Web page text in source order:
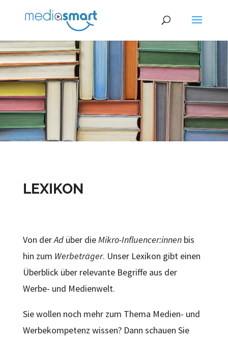
LEXIKON
Von derAdüber dieMikro-Influencer:innenbis
hin zum Werbeträger. Unser Lexikon gibt einen
Überblick über relevante Begriffe aus der
Werbe- und Medienwelt.
Sie wollen noch mehr zum Thema Medien- und
Werbekompetenz wissen? Dann schauen Sie